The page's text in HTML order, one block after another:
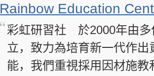
Rainbow Education
彩虹研習社 於2000年由多
立，致力為培育新一代作
能，我們重視採用因材施